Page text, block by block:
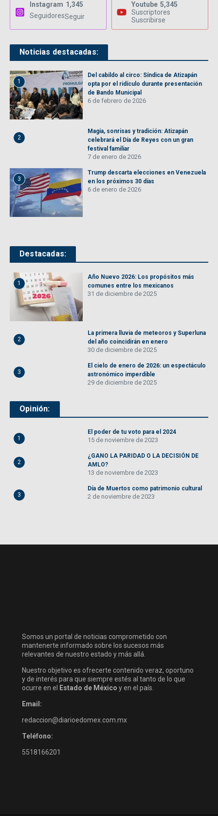
Instagram 1,345
SeguidoresSeguir
Youtube 5,345
Suscriptores
Suscribirse
Noticias destacadas:
1
Del cabildo al circo: Síndica de Atizapán
opta por el ridículo durante presentación
de Bando Municipal
6 de febrero de 2026
2
Magia, sonrisas y tradición: Atizapán
celebrará el Día de Reyes con un gran
festival familiar
7 de enero de 2026
3
Trump descarta elecciones en Venezuela
en los próximos 30 días
6 de enero de 2026
Destacadas:
1
Año Nuevo 2026: Los propósitos más
comunes entre los mexicanos
31 de diciembre de 2025
2
La primera lluvia de meteoros y Superluna
del año coincidirán en enero
30 de diciembre de 2025
3
El cielo de enero de 2026: un espectáculo
astronómico imperdible
29 de diciembre de 2025
Opinión:
1
El poder de tu voto para el 2024
15 de noviembre de 2023
2
¿GANO LA PARIDAD O LA DECISIÓN DE
AMLO?
13 de noviembre de 2023
3
Día de Muertos como patrimonio cultural
2 de noviembre de 2023
Somos un portal de noticias comprometido con
mantenerte informado sobre los sucesos más
relevantes de nuestro estado y más allá.
Nuestro objetivo es ofrecerte contenido veraz, oportuno
y de interés para que siempre estés al tanto de lo que
ocurre en el
Estado de México y en el país.
Email:
redaccion@diarioedomex.com.mx
Teléfono:
5518166201